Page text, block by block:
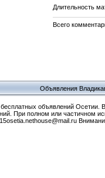
Длительность
Всего
Объявления
объявлений Осетии.
При полном или частичном